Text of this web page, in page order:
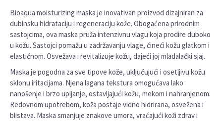
Bioaqua moisturizing maska je inovativan proizvod dizajniran za
dubinsku hidrataciju i regeneraciju kože. Obogaćena prirodnim
sastojcima, ova maska pruža intenzivnu vlagu koja prodire duboko
u kožu. Sastojci pomažu u zadržavanju vlage, čineći kožu glatkom i
elastičnom. Osvežava i revitalizuje kožu, dajeći joj mladalački sjaj.
Maska je pogodna za sve tipove kože, uključujući i osetljivu kožu
sklonu iritacijama. Njena lagana tekstura omogućava lako
nanošenje i brzo upijanje, ostavljajući kožu, mekom i nahranjenom.
Redovnom upotrebom, koža postaje vidno hidrirana, osvežena i
blistava. Maska smanjuje znakove umora, vraćajući koži zdrav i